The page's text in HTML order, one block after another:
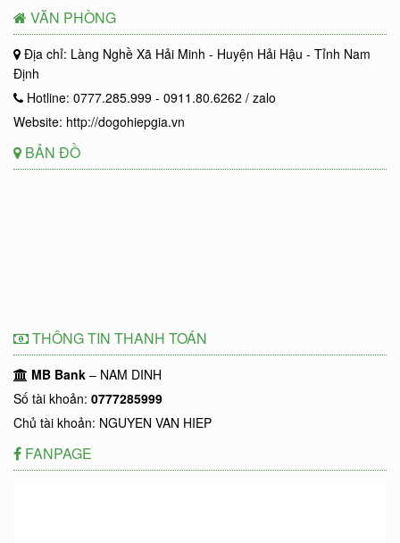
VĂN PHÒNG
Địa chỉ: Làng Nghề Xã Hải Minh - Huyện Hải Hậu - Tỉnh Nam
Định
Hotline: 0777.285.999 - 0911.80.6262 / zalo
Website: http://dogohiepgia.vn
BẢN ĐỒ
THÔNG TIN THANH TOÁN
MB Bank – NAM DINH
Số tài khoản: 0777285999
Chủ tài khoản: NGUYEN VAN HIEP
FANPAGE